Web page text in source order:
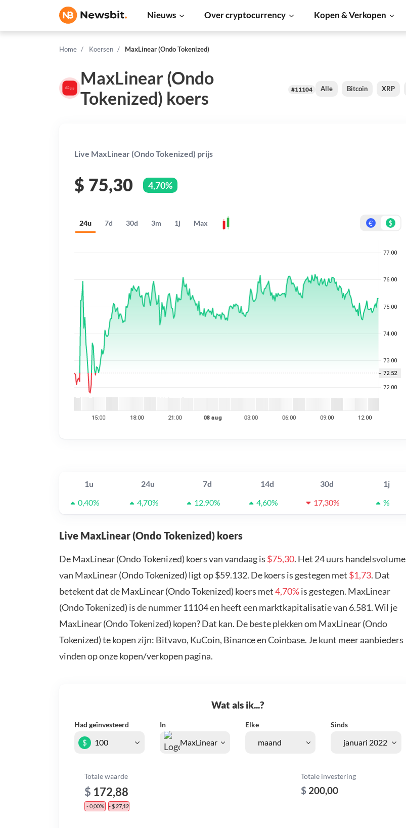
Nieuws Over cryptocurrency Kopen & Verkopen
Home Koersen MaxLinear (Ondo Tokenized)
MaxLinear (Ondo
Tokenized) koers
#11104 Alle Bitcoin XRP
Live MaxLinear (Ondo Tokenized) prijs
$ 75,30 4,70%
24u 7d 30d 3m 1j Max € $
1u 24u 7d 14d 30d
1j
0,40%
4,70% 12,90% 4,60% 17,30% %
Live MaxLinear (Ondo Tokenized) koers
De MaxLinear (Ondo Tokenized) koers van vandaag is $75,30. Het 24 uurs handelsvolume
van MaxLinear (Ondo Tokenized) ligt op $59.132. De koers is gestegen met $1,73. Dat
betekent dat de MaxLinear (Ondo Tokenized) koers met4,70%is gestegen. MaxLinear
(Ondo Tokenized) is de nummer 11104 en heeft een marktkapitalisatie van 6.581. Wil je
MaxLinear (Ondo Tokenized) kopen? Dat kan. De beste plekken om MaxLinear (Ondo
Tokenized) te kopen zijn: Bitvavo, KuCoin, Binance en Coinbase. Je kunt meer aanbieders
vinden op onze kopen/verkopen pagina.
Wat als ik...?
Had geïnvesteerd In Elke Sinds
$
Totale waarde
$ 172,88
- 0,00% - $ 27,12
Totale investering
$ 200,00